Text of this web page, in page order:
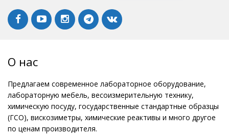
О нас
Предлагаем современное лабораторное оборудование,
лабораторную мебель, весоизмерительную технику,
химическую посуду, государственные стандартные образцы
(ГСО), вискозиметры, химические реактивы и много другое
по ценам производителя.